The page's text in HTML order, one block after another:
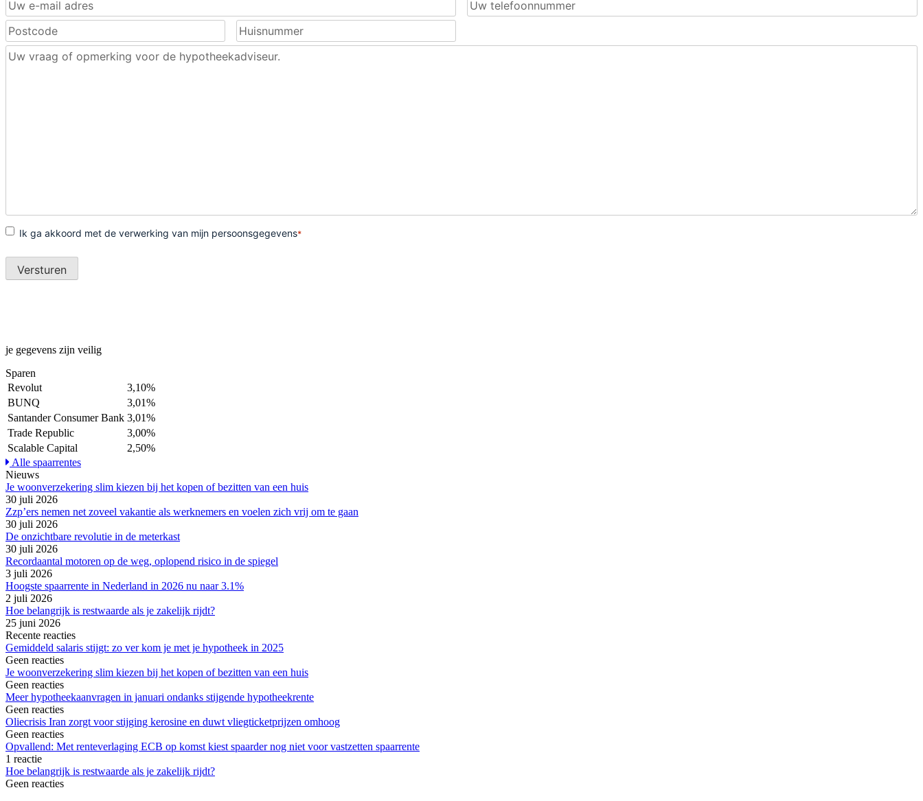
je gegevens zijn veilig
Sparen
Revolut
3,10%
BUNQ
3,01%
Santander Consumer Bank 3,01%
Trade Republic
3,00%
Scalable Capital
2,50%
Alle spaarrentes
Nieuws
Je woonverzekering slim kiezen bij het kopen of bezitten van een huis
30 juli 2026
Zzp’ers nemen net zoveel vakantie als werknemers en voelen zich vrij om te gaan
30 juli 2026
De onzichtbare revolutie in de meterkast
30 juli 2026
Recordaantal motoren op de weg, oplopend risico in de spiegel
3 juli 2026
Hoogste spaarrente in Nederland in 2026 nu naar 3.1%
2 juli 2026
Hoe belangrijk is restwaarde als je zakelijk rijdt?
25 juni 2026
Recente reacties
Gemiddeld salaris stijgt: zo ver kom je met je hypotheek in 2025
Geen reacties
Je woonverzekering slim kiezen bij het kopen of bezitten van een huis
Geen reacties
Meer hypotheekaanvragen in januari ondanks stijgende hypotheekrente
Geen reacties
Oliecrisis Iran zorgt voor stijging kerosine en duwt vliegticketprijzen omhoog
Geen reacties
Opvallend: Met renteverlaging ECB op komst kiest spaarder nog niet voor vastzetten spaarrente
1 reactie
Hoe belangrijk is restwaarde als je zakelijk rijdt?
Geen reacties